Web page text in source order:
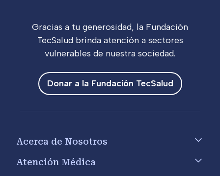
Gracias a tu generosidad, la Fundación
TecSalud brinda atención a sectores
vulnerables de nuestra sociedad.
Donar a la Fundación TecSalud
Acerca de Nosotros
Atención Médica